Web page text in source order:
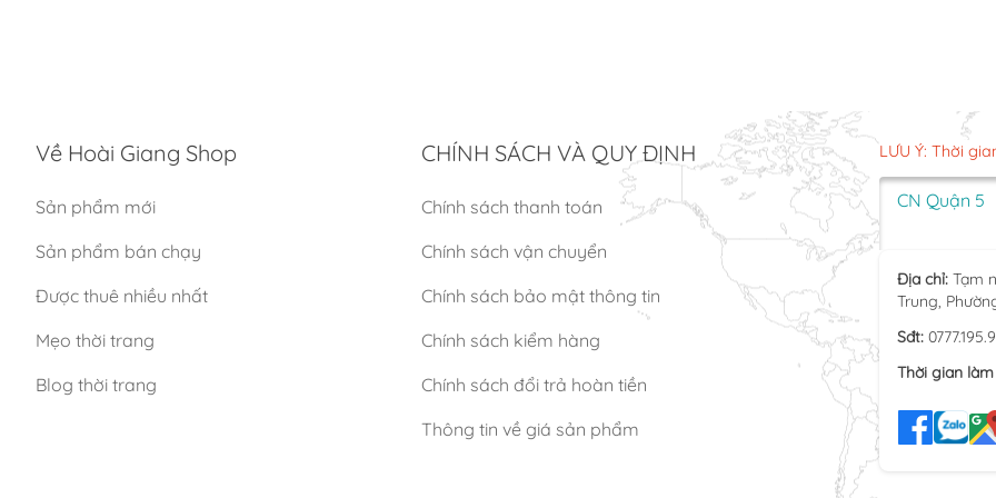
Về Hoài Giang Shop
Sản phẩm mới
Sản phẩm bán chạy
Được thuê nhiều nhất
Mẹo thời trang
Blog thời trang
CHÍNH SÁCH VÀ QUY ĐỊNH
Chính sách thanh toán
Chính sách vận chuyển
Chính sách bảo mật thông tin
Chính sách kiểm hàng
Chính sách đổi trả hoàn tiền
Thông tin về giá sản phẩm
LƯU Ý: Thời
CN Quận 5
Địa chỉ: Tạm
Trung,
Sđt:
Thời gian